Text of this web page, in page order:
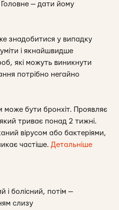
Головне — дати йому
знадобитися у випадку
і якнайшвидше
які можуть виникнути
потрібно негайно
бути бронхіт. Проявляє
триває понад 2 тижні.
вірусом або бактеріями,
частіше. Детальніше
і болісний, потім —
слизу